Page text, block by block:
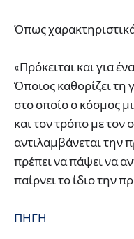
Όπως
«Πρόκειται και για
Όποιος καθορίζει τη
στο οποίο ο κόσμος
και τον τρόπο με τον
αντιλαμβάνεται την
πρέπει να πάψει να
παίρνει το ίδιο την
ΠΗΓΗ